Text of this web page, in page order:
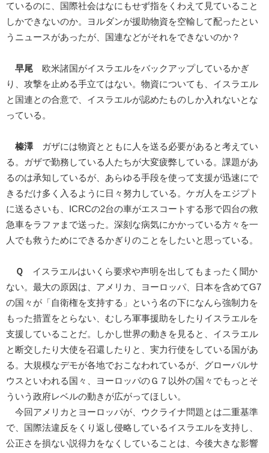
ているのに、国際社会はなにもせず指をくわえて見ていること
しかできないのか。ヨルダンが援助物資を空輸して配ったとい
うニュースがあったが、国連などがそれをできないのか？
早尾 欧米諸国がイスラエルをバックアップしているかぎ
り、攻撃を止める手立てはない。物資についても、イスラエル
と国連との合意で、イスラエルが認めたものしか入れないとな
っている。
榛澤 ガザには物資とともに人を送る必要があると考えてい
る。ガザで勤務している人たちが大変疲弊している。課題があ
るのは承知しているが、あらゆる手段を使って支援が迅速にで
きるだけ多く入るように日々努力している。ケガ人をエジプト
に送るさいも、ICRCの2台の車がエスコートする形で四台の救
急車をラファまで送った。深刻な病気にかかっている方々を一
人でも救うためにできるかぎりのことをしたいと思っている。
Ｑ イスラエルはいくら要求や声明を出してもまったく聞か
ない。最大の原因は、アメリカ、ヨーロッパ、日本を含めてG7
の国々が「自衛権を支持する」という名の下になんら強制力を
もった措置をとらない、むしろ軍事援助をしたりイスラエルを
支援していることだ。しかし世界の動きを見ると、イスラエル
と断交したり大使を召還したりと、実力行使をしている国があ
る。大規模なデモが各地でおこなわれているが、グローバルサ
ウスといわれる国々、ヨーロッパのＧ７以外の国々でもっとそ
ういう政府レベルの動きが広がってほしい。
今回アメリカとヨーロッパが、ウクライナ問題とは二重基準
で、国際法違反をくり返し侵略しているイスラエルを支持し、
公正さを損ない説得力をなくしていることは、今後大きな影響